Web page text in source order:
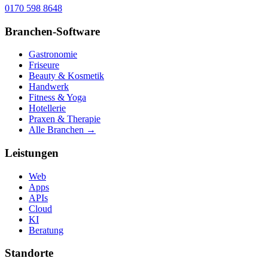
0170 598 8648
Branchen-Software
Gastronomie
Friseure
Beauty & Kosmetik
Handwerk
Fitness & Yoga
Hotellerie
Praxen & Therapie
Alle Branchen →
Leistungen
Web
Apps
APIs
Cloud
KI
Beratung
Standorte